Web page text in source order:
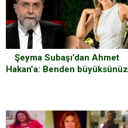
Şeyma Subaşı’dan Ahmet
Hakan’a: Benden büyüksünüz